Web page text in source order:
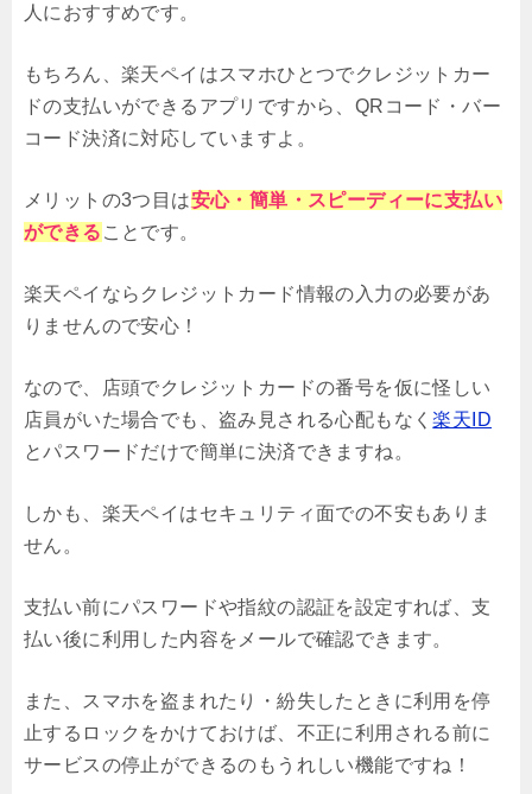
人におすすめです。
もちろん、楽天ペイはスマホひとつでクレジットカー
ドの支払いができるアプリですから、QRコード・バー
コード決済に対応していますよ。
メリットの3つ目は安心・簡単・スピーディーに支払い
ができる ことです。
楽天ペイならクレジットカード情報の入力の必要があ
りませんので安心！
なので、店頭でクレジットカードの番号を仮に怪しい
店員がいた場合でも、盗み見される心配もなく楽天ID
とパスワードだけで簡単に決済できますね。
しかも、楽天ペイはセキュリティ面での不安もありま
せん。
支払い前にパスワードや指紋の認証を設定すれば、支
払い後に利用した内容をメールで確認できます。
また、スマホを盗まれたり・紛失したときに利用を停
止するロックをかけておけば、不正に利用される前に
サービスの停止ができるのもうれしい機能ですね！